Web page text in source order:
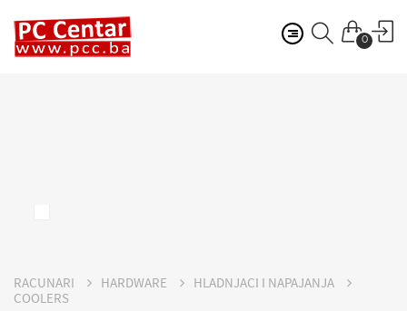
0
RACUNARI HARDWARE
HLADNJACI I NAPAJANJA
COOLERS